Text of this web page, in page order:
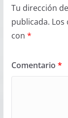
Tu dirección
publicada. Los
con *
Comentario *